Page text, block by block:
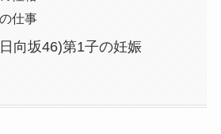
仕事
向坂46)第1子の妊娠